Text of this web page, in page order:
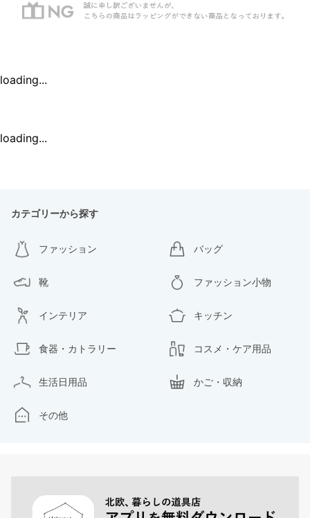
loading...
loading...
カテゴリーから探す
ファッション バッグ
靴 ファッション小物
インテリア キッチン
食器・カトラリー コスメ・ケア用品
生活日用品 かご・収納
その他